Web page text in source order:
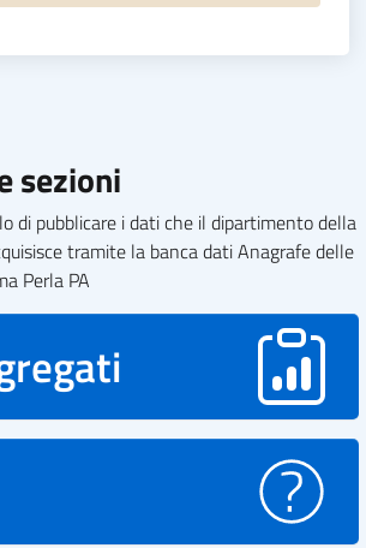
sezioni
di pubblicare i dati che il dipartimento della
tramite la banca dati Anagrafe delle
Perla PA